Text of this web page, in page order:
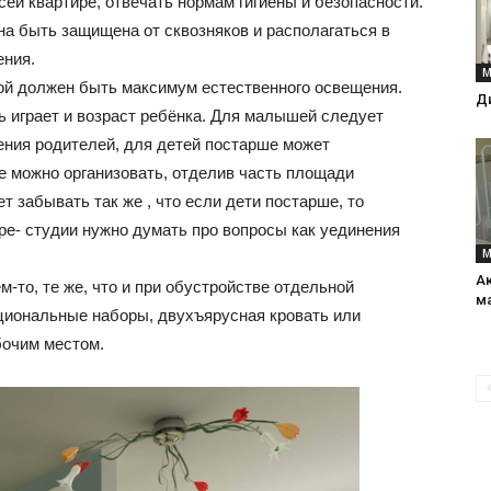
интерьеры,
фото,
быть защищена от сквозняков и располагаться в
должен быть максимум естественного освещения.
играет и возраст ребёнка. Для малышей следует
родителей, для детей постарше может
можно организовать, отделив часть площади
забывать так же , что если дети постарше, то
студии нужно думать про вопросы как уединения
те же, что и при обустройстве отдельной
наборы, двухъярусная кровать или
местом.